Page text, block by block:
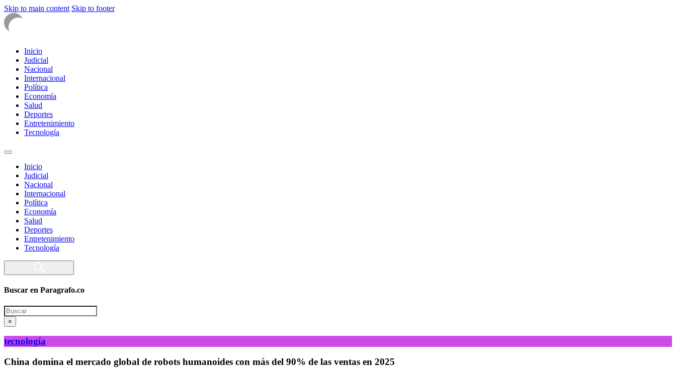
Skip to main content Skip to footer
Inicio
Judicial
Nacional
Internacional
Política
Economía
Salud
Deportes
Entretenimiento
Tecnología
Inicio
Judicial
Nacional
Internacional
Política
Economía
Salud
Deportes
Entretenimiento
Tecnología
Buscar en Paragrafo.co
Search
×
tecnología
China domina el mercado global de robots humanoides con más del 90% de las ventas en 2025